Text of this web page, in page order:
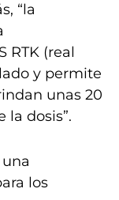
“la
RTK (real
y permite
unas 20
la dosis”.
los